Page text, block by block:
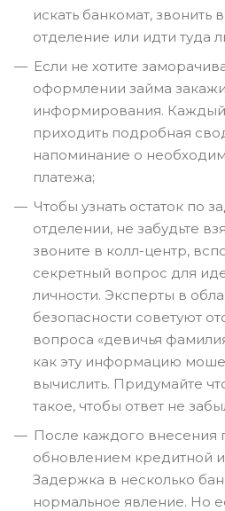
искать банкомат, звонить
отделение или идти туда
Если не хотите
оформлении займа
информирования.
приходить подробная
напоминание о
платежа;
Чтобы узнать остаток по
отделении, не забудьте
звоните в колл-центр,
секретный вопрос для
личности. Эксперты в
безопасности советуют
вопроса «девичья
как эту информацию
вычислить. Придумайте
такое, чтобы ответ не
После каждого внесения
обновлением кредитной
Задержка в несколько
нормальное явление. Но